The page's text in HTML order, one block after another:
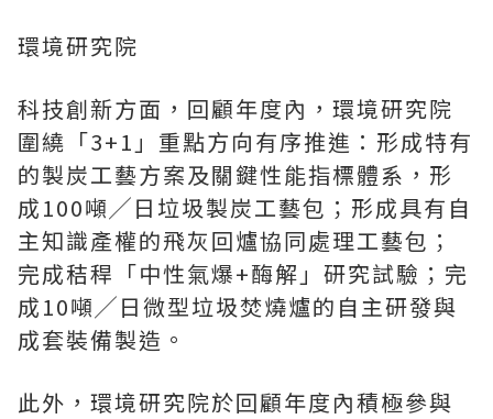
環境研究院
科技創新方面，回顧年度內，環境研究院
圍繞「3+1」重點方向有序推進：形成特有
的製炭工藝方案及關鍵性能指標體系，形
成100噸╱日垃圾製炭工藝包；形成具有自
主知識產權的飛灰回爐協同處理工藝包；
完成秸稈「中性氣爆+酶解」研究試驗；完
成10噸╱日微型垃圾焚燒爐的自主研發與
成套裝備製造。
此外，環境研究院於回顧年度內積極參與